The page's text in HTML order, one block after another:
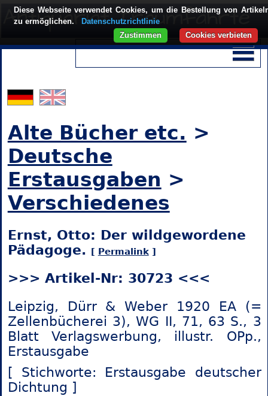
Alte Bücher etc. >
Deutsche
Erstausgaben >
Verschiedenes
Ernst, Otto: Der wildgewordene
Pädagoge. [ Permalink]
>>> Artikel-Nr: 30723 <<<
Leipzig, Dürr & Weber 1920 EA (=
Zellenbücherei 3), WG II, 71, 63 S., 3
Blatt Verlagswerbung, illustr. OPp.,
Erstausgabe
[ Stichworte: Erstausgabe deutscher
Dichtung ]
Diese Webseite verwendet Cookies, um die Bestellung von
zu ermöglichen.
Datenschutzrichtlinie
Cookies verbieten
Zustimmen